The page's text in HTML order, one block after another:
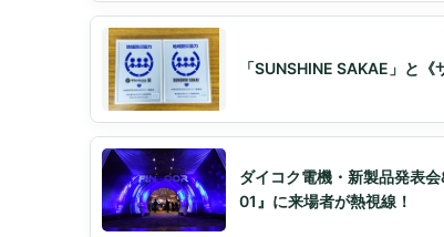
「SUNSHINE SAKAE」と
ダイコク電機・新製品発表
01』に来場者が熱視線！